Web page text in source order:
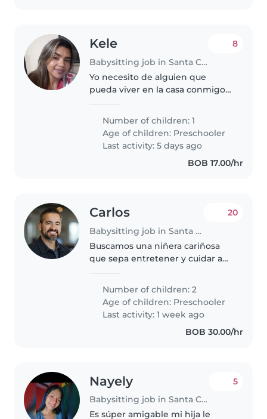
Kele
Babysitting job in Santa Cruz
8
Yo necesito de alguien que
pueda viver en la casa conmigo
cuidando de la niña, haciendo
compañía, soy super
comprensible, me gusta que sea
honesto en las cosas.
Number of children: 1
Age of children: Preschooler
Last activity: 5 days ago
BOB 17.00/hr
Carlos
Babysitting job in Santa Cruz
20
Buscamos una niñera cariñosa
que sepa entretener y cuidar a
cocinando y ayudando con las
tareas escolares. ¡Contáctanos..
Number of children: 2
Age of children: Preschooler
Last activity: 1 week ago
BOB 30.00/hr
Nayely
Babysitting job in Santa Cruz
5
Es súper amigable mi hija le